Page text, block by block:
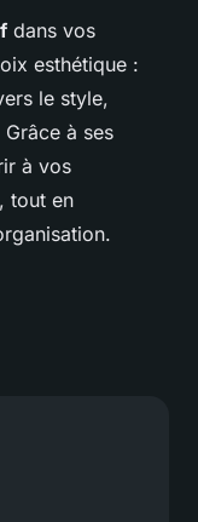
dans vos
esthétique :
le style,
Grâce à ses
à vos
tout en